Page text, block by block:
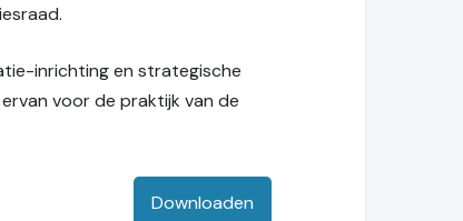
inrichting en strategische
voor de praktijk van de
Downloaden